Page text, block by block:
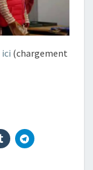
ici (chargement